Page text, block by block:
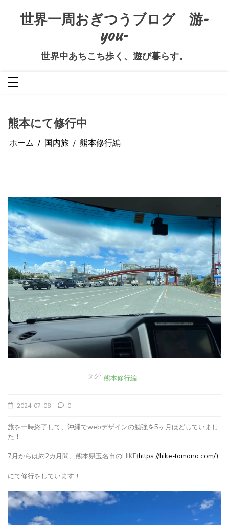
世界一周おぎつうブログ 游-
you-
世界中あちこち歩く、遊び暮らす。
熊本にて修行中
ホーム 国内旅 熊本修行編
タグ: 熊本修行編
2024-07-08 0
旅を一時終了して、沖縄でwebデザインの勉強を5ヶ月ほどしていまし
た！
7月からは約2カ月間、熊本県玉名市のHIKE(https://hike-tamana.com/)
にて修行をしています！